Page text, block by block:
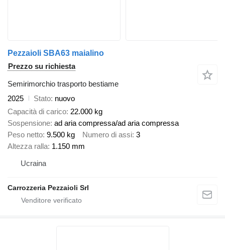
Pezzaioli SBA63 maialino
Prezzo su richiesta
Semirimorchio trasporto bestiame
2025
Stato nuovo
Capacità di carico 22.000 kg
Sospensione ad aria compressa/ad aria compressa
Peso netto 9.500 kg Numero di assi 3
Altezza ralla 1.150 mm
Ucraina
Carrozzeria Pezzaioli Srl